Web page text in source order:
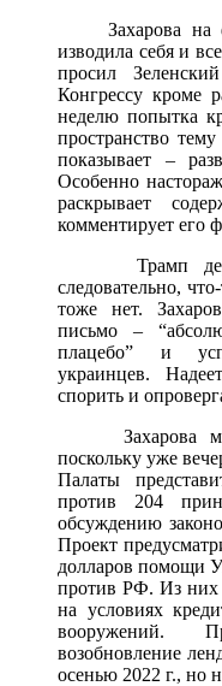
Захарова на
изводила себя и
просил
Конгрессу кроме
неделю попытка
пространство
показывает –
Особенно
раскрывает
комментирует его
Трамп
следовательно,
тоже нет.
письмо –
плацебо” и
украинцев.
спорить и
Захарова
поскольку уже
Палаты
против 204
обсуждению
Проект
долларов помощи
против РФ. Из них
на условиях
вооружений.
возобновление
осенью 2022 г., но